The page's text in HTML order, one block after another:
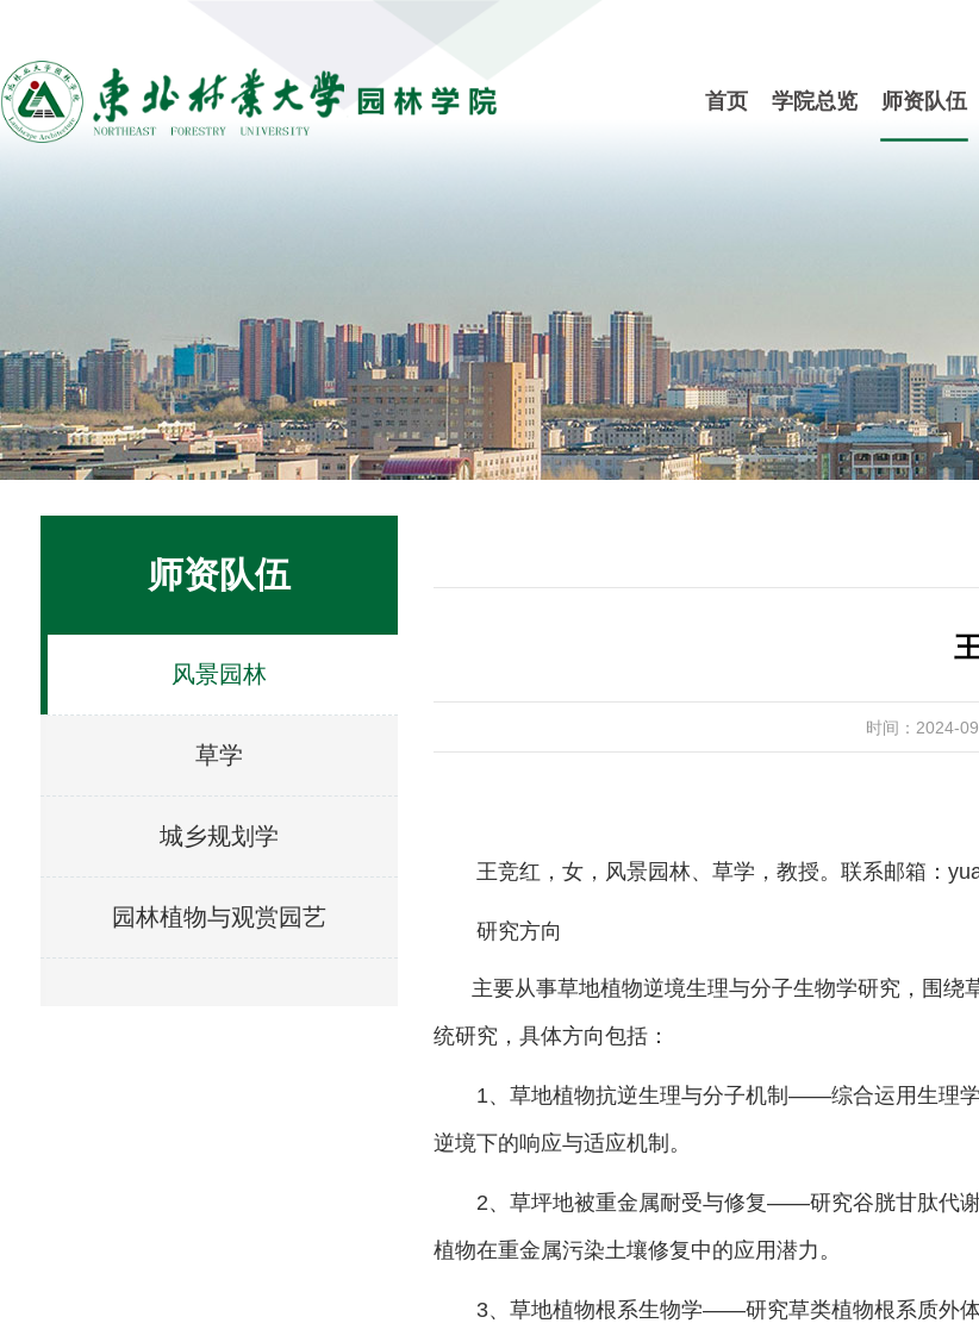
首页 学院总览 师资队伍
师资队伍
风景园林
草学
城乡规划学
园林植物与观赏园艺
时间：2024-
王竞红，女，风景园林、草学，教授。联系邮箱：
研究方向
主要从事草地植物逆境生理与分子生物学研究，围
统研究，具体方向包括：
1、草地植物抗逆生理与分子机制——综合运用生理
逆境下的响应与适应机制。
2、草坪地被重金属耐受与修复——研究谷胱甘肽代
植物在重金属污染土壤修复中的应用潜力。
3、草地植物根系生物学——研究草类植物根系质外